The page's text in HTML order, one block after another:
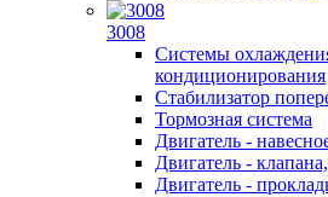
3008
Системы
кондиционирования
Стабилизатор
Тормозная система
Двигатель -
Двигатель -
Двигатель -